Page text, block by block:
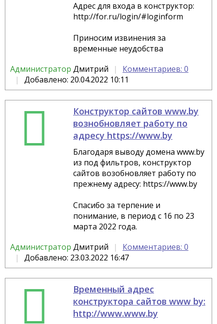
Адрес для входа в конструктор:
http://for.ru/login/#loginform
Приносим извинения за
временные неудобства
Администратор Дмитрий
Комментариев: 0
Добавлено: 20.04.2022 10:11
Конструктор сайтов www.by
вознобновляет работу по
адресу https://www.by
Благодаря выводу домена www.by
из под фильтров, конструктор
сайтов возобновляет работу по
прежнему адресу: https://www.by
Спасибо за терпение и
понимание, в период с 16 по 23
марта 2022 года.
Администратор Дмитрий
Комментариев: 0
Добавлено: 23.03.2022 16:47
Временный адрес
конструктора сайтов www by:
http://www.www.by